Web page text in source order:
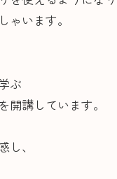
ゃいます。
ぶ
開講しています。
、